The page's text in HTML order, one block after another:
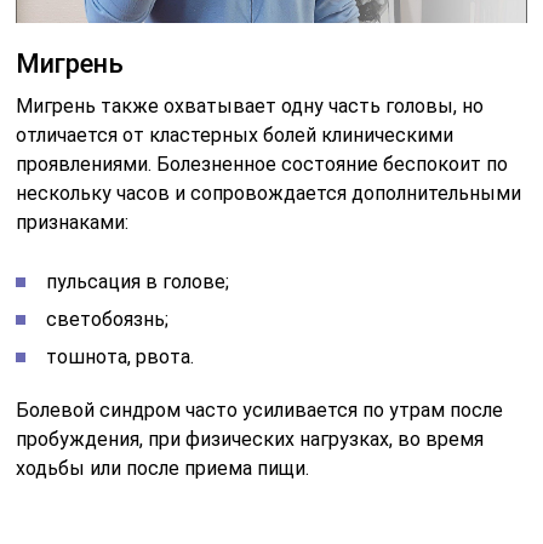
Мигрень
Мигрень также охватывает одну часть головы, но
отличается от кластерных болей клиническими
проявлениями. Болезненное состояние беспокоит по
нескольку часов и сопровождается дополнительными
признаками:
пульсация в голове;
светобоязнь;
тошнота, рвота.
Болевой синдром часто усиливается по утрам после
пробуждения, при физических нагрузках, во время
ходьбы или после приема пищи.